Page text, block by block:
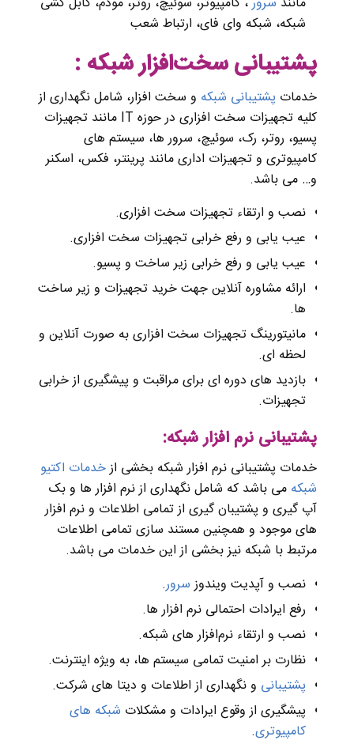
شبکه، شبکه وای فای، ارتباط شعب
پشتیبانی ‌سخت‌افزار‌ شبکه :
خدمات پشتیبانی‌ شبکه و سخت افزار، شامل نگهداری از
کلیه تجهیزات‌ سخت افزاری در حوزه‌ IT مانند تجهیزات‌
پسیو‌، روتر، رک، سوئیچ، سرور ها، سیستم های‌
کامپیوتری و تجهیزات‌ اداری مانند پرینتر، فکس، اسکنر
و… می باشد.
نصب و ارتقاء تجهیزات‌ سخت‌ افزاری‌.
عیب‌ یابی و رفع خرابی تجهیزات‌ سخت افزاری‌.
عیب‌ یابی و رفع خرابی زیر ساخت و‌ پسیو‌.
ارائه مشاوره‌ آنلاین جهت‌ خرید‌ تجهیزات و‌ زیر ساخت
ها.
مانیتورینگ تجهیزات سخت‌ افزاری‌ به صورت آنلاین و
لحظه ای.
بازدید های دوره ای برای مراقبت و پیشگیری از خرابی
تجهیزات‌.
پشتیبانی نرم افزار شبکه:
خدمات پشتیبانی نرم افزار شبکه بخشی ازخدمات اکتیو
شبکه می باشد که شامل نگهداری از نرم افزار ها و بک
آپ گیری و پشتیبان گیری از تمامی اطلاعات و نرم افزار
های موجود و همچنین مستند سازی تمامی اطلاعات
مرتبط با شبکه نیز بخشی از این خدمات می باشد.
نصب و آپدیت ویندوزسرور.
رفع ایرادات احتمالی نرم افزار ها.
نصب و ارتقاء نرم‌افزار های شبکه.
نظارت بر امنیت تمامی سیستم ها، به ویژه اینترنت.
پشتیبانی و نگهداری از اطلاعات و دیتا های شرکت.
پیشگیری از وقوع ایرادات و مشکلات شبکه های
کامپیوتری.